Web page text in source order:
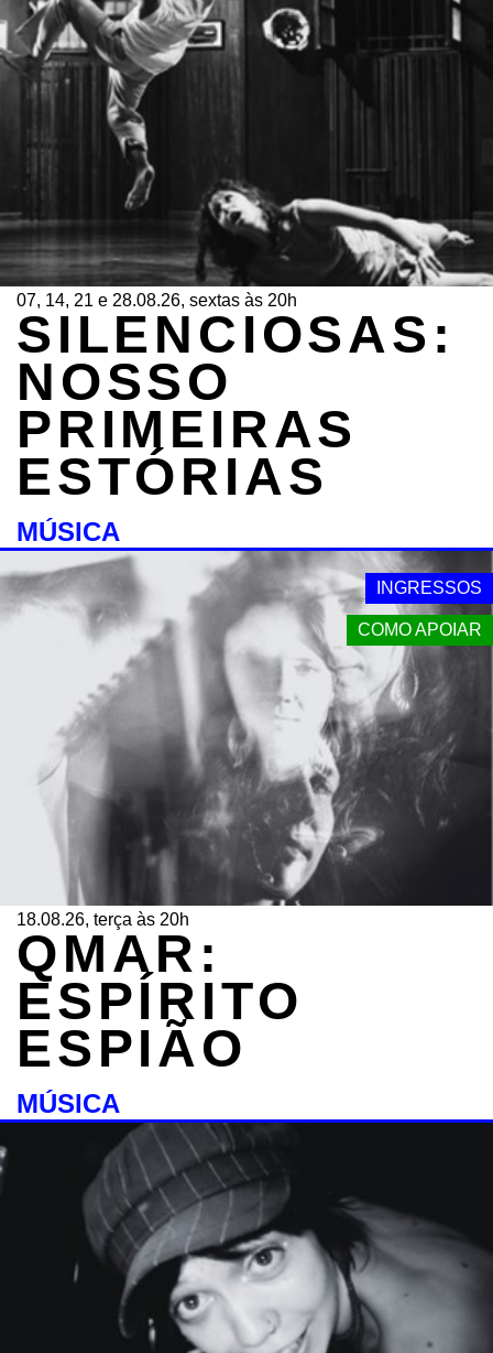
INGRESSOS
COMO APOIAR
07, 14, 21 e 28.08.26, sextas às 20h
SILENCIOSAS:
NOSSO
PRIMEIRAS
ESTÓRIAS
MÚSICA
18.08.26, terça às 20h
QMAR:
ESPÍRITO
ESPIÃO
MÚSICA